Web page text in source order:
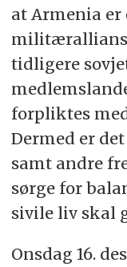
at Armenia er
tidligere
forpliktes
Dermed er
samt andre
sørge for
sivile liv skal
Onsdag 16.